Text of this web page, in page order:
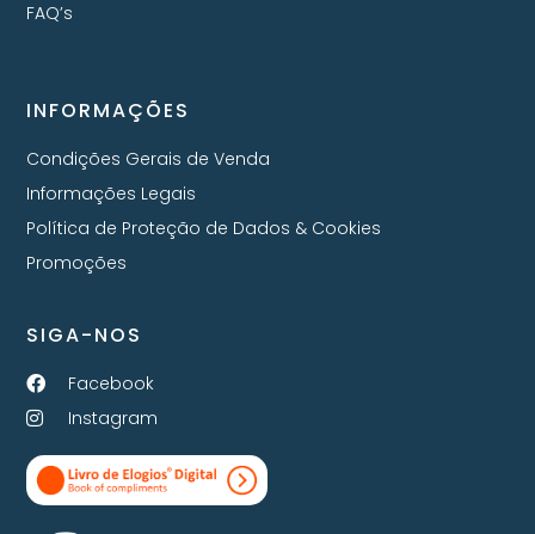
FAQ’s
INFORMAÇÕES
Condições Gerais de Venda
Informações Legais
Política de Proteção de Dados & Cookies
Promoções
SIGA-NOS
Facebook
Instagram